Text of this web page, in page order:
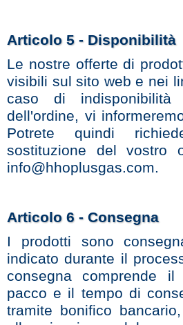
Articolo 5 - Disponibilità
Le nostre offerte di
visibili sul sito web e nei
caso di
dell'ordine, vi
Potrete quindi
sostituzione del vostro
info@hhoplusgas.com.
Articolo 6 - Consegna
I prodotti sono
indicato durante il
consegna comprende
pacco e il tempo di
tramite bonifico